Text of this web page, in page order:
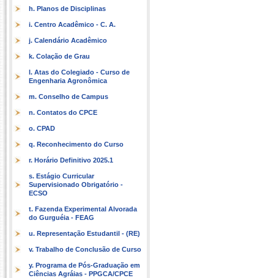
h. Planos de Disciplinas
i. Centro Acadêmico - C. A.
j. Calendário Acadêmico
k. Colação de Grau
l. Atas do Colegiado - Curso de
Engenharia Agronômica
m. Conselho de Campus
n. Contatos do CPCE
o. CPAD
q. Reconhecimento do Curso
r. Horário Definitivo 2025.1
s. Estágio Curricular
Supervisionado Obrigatório -
ECSO
t. Fazenda Experimental Alvorada
do Gurguéia - FEAG
u. Representação Estudantil - (RE)
v. Trabalho de Conclusão de Curso
y. Programa de Pós-Graduação em
Ciências Agráias - PPGCA/CPCE